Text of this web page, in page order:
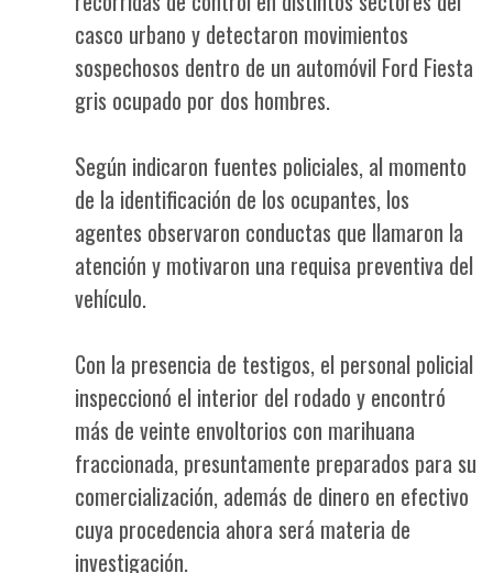
casco urbano y detectaron movimientos
sospechosos dentro de un automóvil Ford Fiesta
gris ocupado por dos hombres.
Según indicaron fuentes policiales, al momento
de la identificación de los ocupantes, los
agentes observaron conductas que llamaron la
atención y motivaron una requisa preventiva del
vehículo.
Con la presencia de testigos, el personal policial
inspeccionó el interior del rodado y encontró
más de veinte envoltorios con marihuana
fraccionada, presuntamente preparados para su
comercialización, además de dinero en efectivo
cuya procedencia ahora será materia de
investigación.